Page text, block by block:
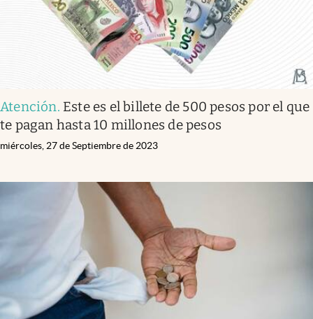
Atención. Este es el billete de 500 pesos por el que
te pagan hasta 10 millones de pesos
miércoles, 27 de Septiembre de 2023